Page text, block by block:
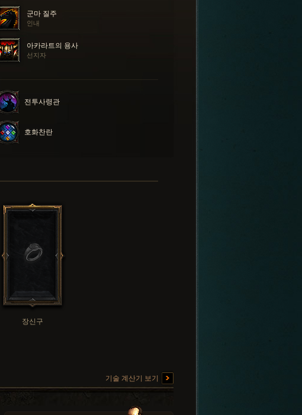
군마 질주
인내
아카라트의 용사
선지자
전투사령관
호화찬란
장신구
기술 계산기 보기